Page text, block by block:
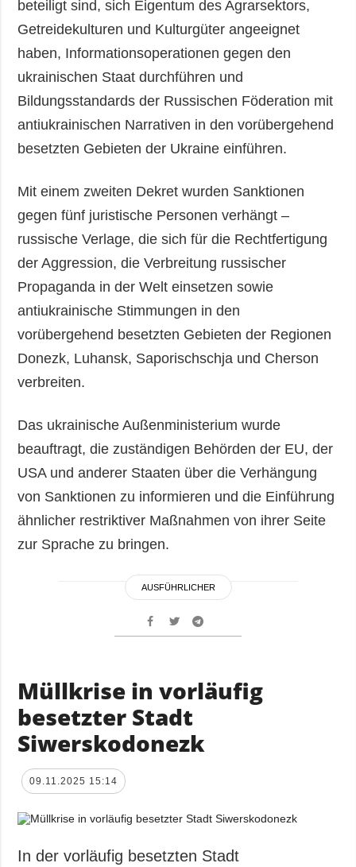
beteiligt sind, sich Eigentum des Agrarsektors,
Getreidekulturen und Kulturgüter angeeignet
haben, Informationsoperationen gegen den
ukrainischen Staat durchführen und
Bildungsstandards der Russischen Föderation mit
antiukrainischen Narrativen in den vorübergehend
besetzten Gebieten der Ukraine einführen.
Mit einem zweiten Dekret wurden Sanktionen
gegen fünf juristische Personen verhängt –
russische Verlage, die sich für die Rechtfertigung
der Aggression, die Verbreitung russischer
Propaganda in der Welt einsetzen sowie
antiukrainische Stimmungen in den
vorübergehend besetzten Gebieten der Regionen
Donezk, Luhansk, Saporischschja und Cherson
verbreiten.
Das ukrainische Außenministerium wurde
beauftragt, die zuständigen Behörden der EU, der
USA und anderer Staaten über die Verhängung
von Sanktionen zu informieren und die Einführung
ähnlicher restriktiver Maßnahmen von ihrer Seite
zur Sprache zu bringen.
AUSFÜHRLICHER
Müllkrise in vorläufig
besetzter Stadt
Siwerskodonezk
09.11.2025 15:14
In der vorläufig besetzten Stadt